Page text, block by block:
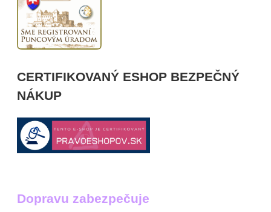
CERTIFIKOVANÝ ESHOP BEZPEČNÝ
NÁKUP
Dopravu zabezpečuje